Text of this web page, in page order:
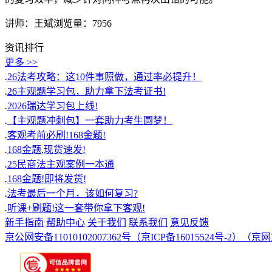
讲师：王斌浏览量：7956
资讯排行
更多 >>
.26法考攻略：这10件事照做，通过率必提升！
.26主观题学习包，助力拿下法考证书!
.2026瑞达学习包上线!
. 【主观题冲刺包】一套助力考生圆梦！
.客观考前必刷!168金题!
.168金题,现货速发!
.25民商法主观案例一本通
.168金题!即将发货!
.法考最后一个月，该如何复习?
.听课+刷题!这一套带你拿下客观!
新手指南 帮助中心 关于我们 联系我们
意见反馈
京公网安备11010102007362号 （京ICP备16015524号-2） （京